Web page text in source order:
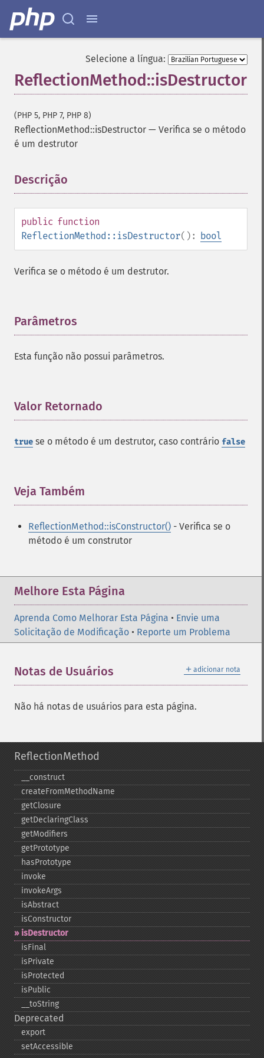
Selecione a língua:
ReflectionMethod::isDestructor
(PHP 5, PHP 7, PHP 8)
ReflectionMethod::isDestructor — Verifica se o método
é um destrutor
Descrição
public function
ReflectionMethod::isDestructor(): bool
Verifica se o método é um destrutor.
Parâmetros
Esta função não possui parâmetros.
Valor Retornado
true se o método é um destrutor, caso contrário false
Veja Também
ReflectionMethod::isConstructor() - Verifica se o
método é um construtor
Melhore Esta Página
Aprenda Como Melhorar Esta Página • Envie uma
Solicitação de Modificação • Reporte um Problema
＋ adicionar nota
Notas de Usuários
Não há notas de usuários para esta página.
ReflectionMethod
_​_​construct
createFromMethodName
getClosure
getDeclaringClass
getModifiers
getPrototype
hasPrototype
invoke
invokeArgs
isAbstract
isConstructor
isDestructor
isFinal
isPrivate
isProtected
isPublic
_​_​toString
Deprecated
export
setAccessible